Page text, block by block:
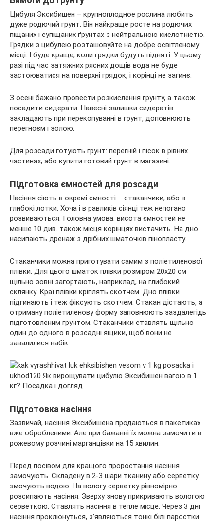
Цибуля Эксибишен – крупноплодное рослина любить
дуже родючий грунт. Він найкраще росте на родючих
піщаних і супіщаних ґрунтах з нейтральною кислотністю.
Грядки з цибулею розташовуйте на добре освітленому
місці. І буде краще, коли грядки будуть підняті. У цьому
разі під час затяжних рясних дощів вода не буде
застоюватися на поверхні грядок, і корінці не загинє.
З осені бажано провести розкислення грунту, а також
посадити сидерати. Навесні залишки сидератів
закладають при перекопуванні в грунт, доповнюють
перегноєм і золою.
Для розсади готують грунт: перегній і пісок в рівних
частинах, або купити готовий грунт в магазині.
Підготовка ємностей для розсади
Насіння сіють в окремі ємності – стаканчики, або в
глибокі лотки. Хоча і в равликів сіянці теж непогано
розвиваються. Головна умова: висота ємностей не
менше 10 див. також місця корінцях вистачить. На дно
насипають дренаж з дрібних шматочків пінопласту.
Стаканчики можна приготувати самим з поліетиленової
плівки. Для цього шматок плівки розміром 20х20 см
щільно зовні загортають, наприклад, на глибокий
склянку. Краї плівки кріплять скотчем. Дно плівки
підгинають і теж фіксують скотчем. Стакан дістають, а
отриману поліетиленову форму заповнюють заздалегідь
підготовленим грунтом. Стаканчики ставлять щільно
один до одного в розсадні ящики, щоб вони не
завалилися набік.
Підготовка насіння
Зазвичай, насіння Эксибишена продаються в пакетиках
вже обробленими. Але при бажанні їх можна замочити в
рожевому розчині марганцівки на 15 хвилин.
Перед посівом для кращого проростання насіння
замочують. Складену в 2-3 шари тканину або серветку
змочують водою. На вологу серветку рівномірно
розсипають насіння. Зверху знову прикривають вологою
серветкою. Ставлять насіння в тепле місце. Через 3 дні
насіння проклюнуться, з’являються тонкі білі паростки.